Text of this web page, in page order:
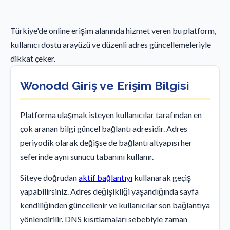
Türkiye'de online erişim alanında hizmet veren bu platform,
kullanıcı dostu arayüzü ve düzenli adres güncellemeleriyle
dikkat çeker.
Wonodd Giriş ve Erişim Bilgisi
Platforma ulaşmak isteyen kullanıcılar tarafından en
çok aranan bilgi güncel bağlantı adresidir. Adres
periyodik olarak değişse de bağlantı altyapısı her
seferinde aynı sunucu tabanını kullanır.
Siteye doğrudanaktif bağlantıyı kullanarak geçiş
yapabilirsiniz. Adres değişikliği yaşandığında sayfa
kendiliğinden güncellenir ve kullanıcılar son bağlantıya
yönlendirilir. DNS kısıtlamaları sebebiyle zaman